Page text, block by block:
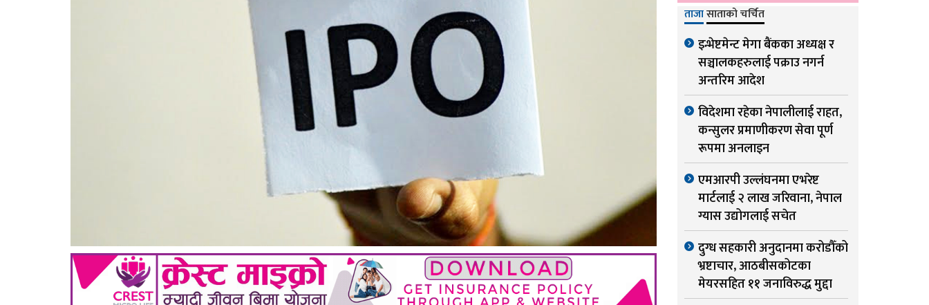
ताजासाताको चर्चित
इन्भेष्टमेन्ट मेगा बैंकका अध्यक्ष र
सञ्चालकहरुलाई पक्राउ नगर्न
अन्तरिम आदेश
विदेशमा रहेका नेपालीलाई राहत,
कन्सुलर प्रमाणीकरण सेवा पूर्ण
रूपमा अनलाइन
एमआरपी उल्लंघनमा एभरेष्ट
मार्टलाई २ लाख जरिवाना, नेपाल
ग्यास उद्योगलाई सचेत
दुग्ध सहकारी अनुदानमा करोडौँको
भ्रष्टाचार, आठबीसकोटका
मेयरसहित ११ जनाविरुद्ध मुद्दा